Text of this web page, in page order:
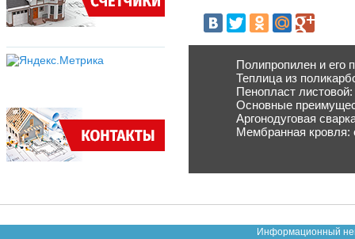
Полипропилен и его
Теплица из
Пенопласт
Основные
Аргонодуговая
Мембранная кровля:
Информационный